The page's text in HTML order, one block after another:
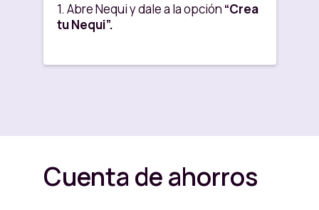
1. Abre Nequi y dale a la opción “Crea
tu Nequi”.
que te vas a vincular.
quieres que te contactemos.
4.Escribe tu número de celular.
será el número de tu Nequi.
Cuenta de ahorros